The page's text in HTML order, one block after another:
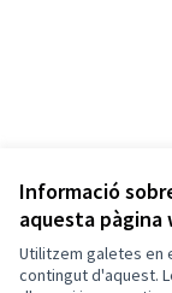
Informació
aquesta pàgina
Utilitzem galetes en
contingut d'aquest.
Termes i condicions
Configuració de les
Barcelona En Comú a
Barcelona En
Barcelona